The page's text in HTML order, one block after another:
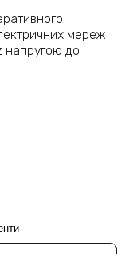
мереж
напругою до